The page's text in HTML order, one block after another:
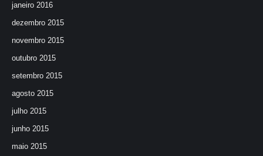
janeiro 2016
dezembro 2015
novembro 2015
outubro 2015
setembro 2015
agosto 2015
julho 2015
junho 2015
maio 2015